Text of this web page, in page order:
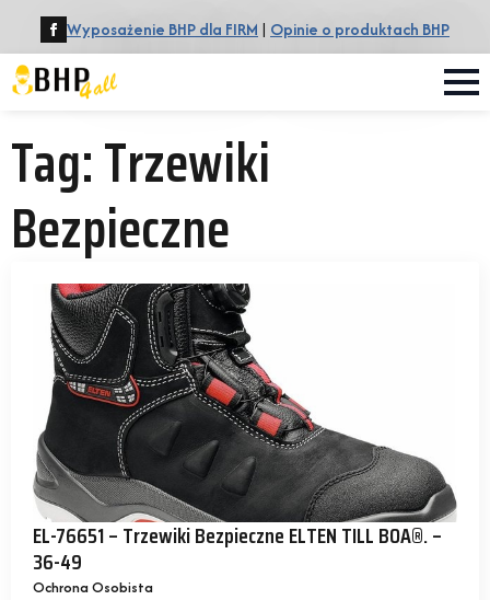
Wyposażenie BHP dla FIRM | Opinie o produktach BHP
Tag:Trzewiki
Bezpieczne
EL-76651 – Trzewiki Bezpieczne ELTEN TILL BOA®. –
36-49
Ochrona Osobista